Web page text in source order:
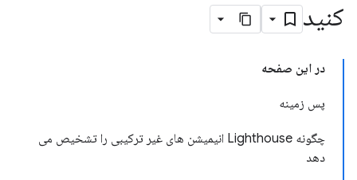
کنید
در این صفحه
پس زمینه
چگونه Lighthouse انیمیشن های غیر ترکیبی را تشخیص می
دهد